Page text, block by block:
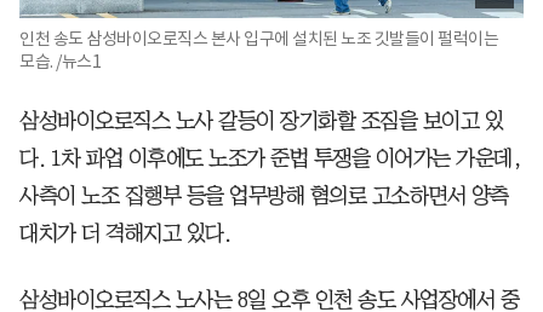
인천 송도 삼성바이오로직스 본사 입구에 설치된 노조 깃발들이 펄럭이는
모습. /뉴스1
삼성바이오로직스 노사 갈등이 장기화할 조짐을 보이고 있
다. 1차 파업 이후에도 노조가 준법 투쟁을 이어가는 가운데,
사측이 노조 집행부 등을 업무방해 혐의로 고소하면서 양측
대치가 더 격해지고 있다.
삼성바이오로직스 노사는 8일 오후 인천 송도 사업장에서 중